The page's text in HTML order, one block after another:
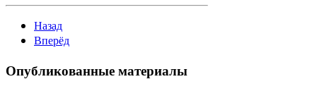
Назад
Вперёд
Опубликованные материалы